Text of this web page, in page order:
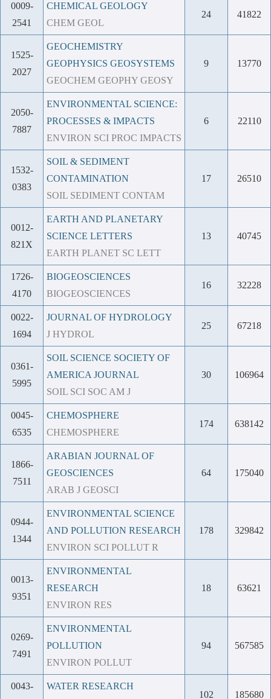
0009-
2541
CHEMICAL GEOLOGY
CHEM GEOL
24 41822
1525-
2027
GEOCHEMISTRY
GEOPHYSICS GEOSYSTEMS
GEOCHEM GEOPHY GEOSY
9 13770
2050-
7887
ENVIRONMENTAL SCIENCE:
PROCESSES & IMPACTS
ENVIRON SCI PROC IMPACTS
6 22110
1532-
0383
SOIL & SEDIMENT
CONTAMINATION
SOIL SEDIMENT CONTAM
17 26510
0012-
821X
EARTH AND PLANETARY
SCIENCE LETTERS
EARTH PLANET SC LETT
13 40745
1726-
4170
BIOGEOSCIENCES
BIOGEOSCIENCES
16 32228
0022-
1694
JOURNAL OF HYDROLOGY
J HYDROL
25 67218
0361-
5995
SOIL SCIENCE SOCIETY OF
AMERICA JOURNAL
SOIL SCI SOC AM J
30 106964
0045-
6535
CHEMOSPHERE
CHEMOSPHERE
174 638142
1866-
7511
ARABIAN JOURNAL OF
GEOSCIENCES
ARAB J GEOSCI
64 175040
0944-
1344
ENVIRONMENTAL SCIENCE
AND POLLUTION RESEARCH
ENVIRON SCI POLLUT R
178 329842
0013-
9351
ENVIRONMENTAL
RESEARCH
ENVIRON RES
18 63621
0269-
7491
ENVIRONMENTAL
POLLUTION
ENVIRON POLLUT
94 567585
0043-
WATER RESEARCH
102 185680